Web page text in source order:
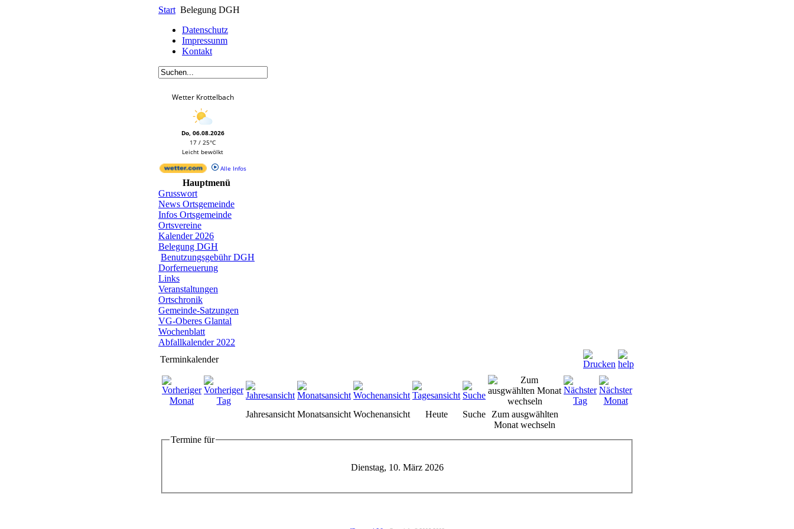
Start Belegung DGH
Datenschutz
Impressunm
Kontakt
Wetter Krottelbach
Do, 06.08.2026
17 / 25°C
Leicht bewölkt
Alle Infos
Hauptmenü
Grusswort
News Ortsgemeinde
Infos Ortsgemeinde
Ortsvereine
Kalender 2026
Belegung DGH
Benutzungsgebühr DGH
Dorferneuerung
Links
Veranstaltungen
Ortschronik
Gemeinde-Satzungen
VG-Oberes Glantal
Wochenblatt
Abfallkalender 2022
Terminkalender
Jahresansicht Monatsansicht Wochenansicht Heute Suche
Zum ausgwählten
Monat wechseln
Termine für
Dienstag, 10. März 2026